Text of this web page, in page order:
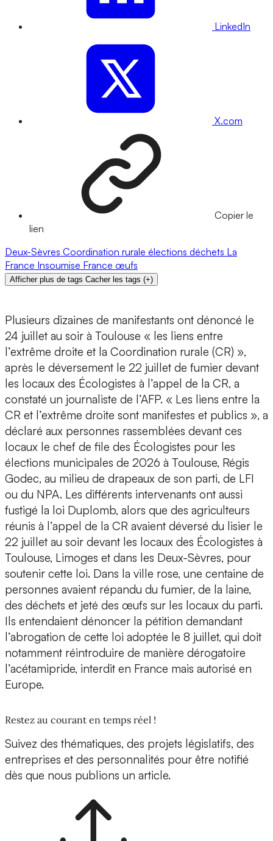
LinkedIn
X.com
Copier le
lien
Deux-Sèvres Coordination rurale élections déchets La
France Insoumise France œufs
Afficher plus de tags Cacher les tags (+)
Plusieurs dizaines de manifestants ont dénoncé le
24 juillet au soir à Toulouse « les liens entre
l’extrême droite et la Coordination rurale (CR) »,
après le déversement le 22 juillet de fumier devant
les locaux des Écologistes à l’appel de la CR, a
constaté un journaliste de l’AFP. « Les liens entre la
CR et l’extrême droite sont manifestes et publics », a
déclaré aux personnes rassemblées devant ces
locaux le chef de file des Écologistes pour les
élections municipales de 2026 à Toulouse, Régis
Godec, au milieu de drapeaux de son parti, de LFI
ou du NPA. Les différents intervenants ont aussi
fustigé la loi Duplomb, alors que des agriculteurs
réunis à l’appel de la CR avaient déversé du lisier le
22 juillet au soir devant les locaux des Écologistes à
Toulouse, Limoges et dans les Deux-Sèvres, pour
soutenir cette loi. Dans la ville rose, une centaine de
personnes avaient répandu du fumier, de la laine,
des déchets et jeté des œufs sur les locaux du parti.
Ils entendaient dénoncer la pétition demandant
l’abrogation de cette loi adoptée le 8 juillet, qui doit
notamment réintroduire de manière dérogatoire
l’acétamipride, interdit en France mais autorisé en
Europe.
Restez au courant en temps réel !
Suivez des thématiques, des projets législatifs, des
entreprises et des personnalités pour être notifié
dès que nous publions un article.